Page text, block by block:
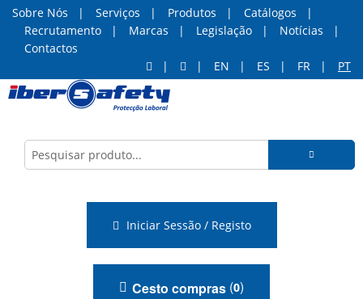
Sobre Nós Serviços Produtos
Catálogos
Recrutamento
Marcas Legislação
Notícias
Contactos
EN
ES FR PT
Iniciar Sessão / Registo
Cesto compras (0)